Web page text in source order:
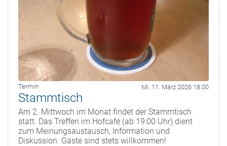
Termin Mi. 11. März 2026 18:00
Stammtisch
Am 2. Mittwoch im Monat findet der Stammtisch
statt. Das Treffen im Hofcafé (ab 19:00 Uhr) dient
zum Meinungsaustausch, Information und
Diskussion. Gäste sind stets willkommen!